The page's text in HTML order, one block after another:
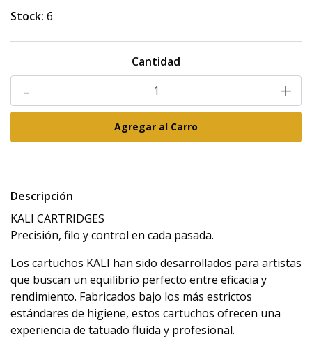
Stock: 6
Cantidad
- +
Descripción
KALI CARTRIDGES
Precisión, filo y control en cada pasada.
Los cartuchos KALI han sido desarrollados para artistas
que buscan un equilibrio perfecto entre eficacia y
rendimiento. Fabricados bajo los más estrictos
estándares de higiene, estos cartuchos ofrecen una
experiencia de tatuado fluida y profesional.